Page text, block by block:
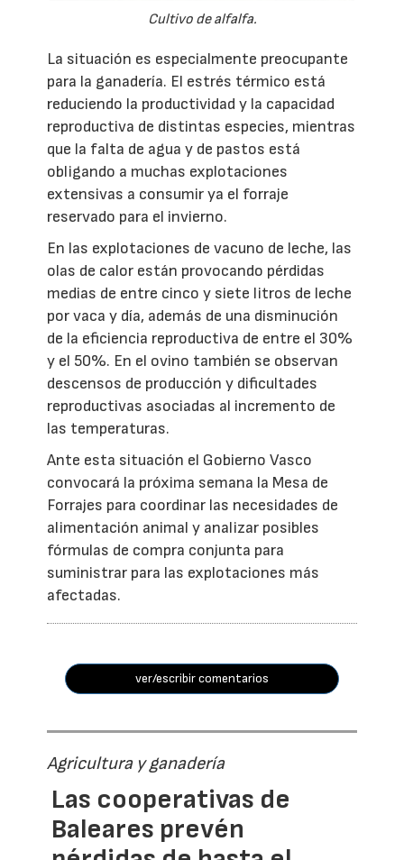
Cultivo de alfalfa.
La situación es especialmente preocupante
para la ganadería. El estrés térmico está
reduciendo la productividad y la capacidad
reproductiva de distintas especies, mientras
que la falta de agua y de pastos está
obligando a muchas explotaciones
extensivas a consumir ya el forraje
reservado para el invierno.
En las explotaciones de vacuno de leche, las
olas de calor están provocando pérdidas
medias de entre cinco y siete litros de leche
por vaca y día, además de una disminución
de la eficiencia reproductiva de entre el 30%
y el 50%. En el ovino también se observan
descensos de producción y dificultades
reproductivas asociadas al incremento de
las temperaturas.
Ante esta situación el Gobierno Vasco
convocará la próxima semana la Mesa de
Forrajes para coordinar las necesidades de
alimentación animal y analizar posibles
fórmulas de compra conjunta para
suministrar para las explotaciones más
afectadas.
ver/escribir comentarios
Agricultura y ganadería
Las cooperativas de
Baleares prevén